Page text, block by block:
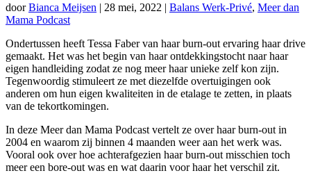
doorBianca Meijsen | 28 mei, 2022 | Balans Werk-Privé, Meer dan
Mama Podcast
Ondertussen heeft Tessa Faber van haar burn-out ervaring haar drive
gemaakt. Het was het begin van haar ontdekkingstocht naar haar
eigen handleiding zodat ze nog meer haar unieke zelf kon zijn.
Tegenwoordig stimuleert ze met diezelfde overtuigingen ook
anderen om hun eigen kwaliteiten in de etalage te zetten, in plaats
van de tekortkomingen.
In deze Meer dan Mama Podcast vertelt ze over haar burn-out in
2004 en waarom zij binnen 4 maanden weer aan het werk was.
Vooral ook over hoe achterafgezien haar burn-out misschien toch
meer een bore-out was en wat daarin voor haar het verschil zit.